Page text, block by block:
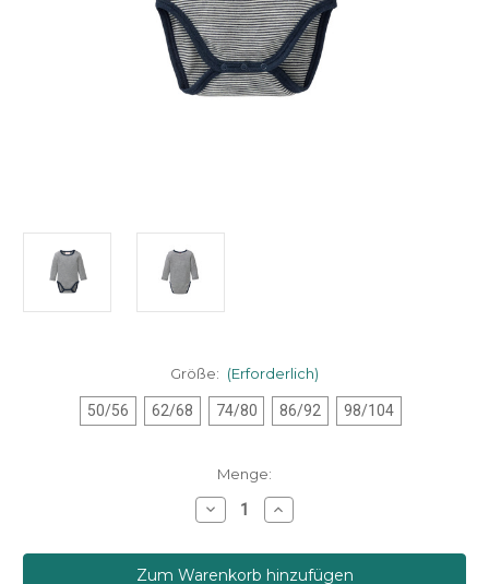
Größe: (Erforderlich)
50/56 62/68 74/80 86/92 98/104
Menge:
Menge
von
Wear
Organic
Menge
von
Wear
Organic